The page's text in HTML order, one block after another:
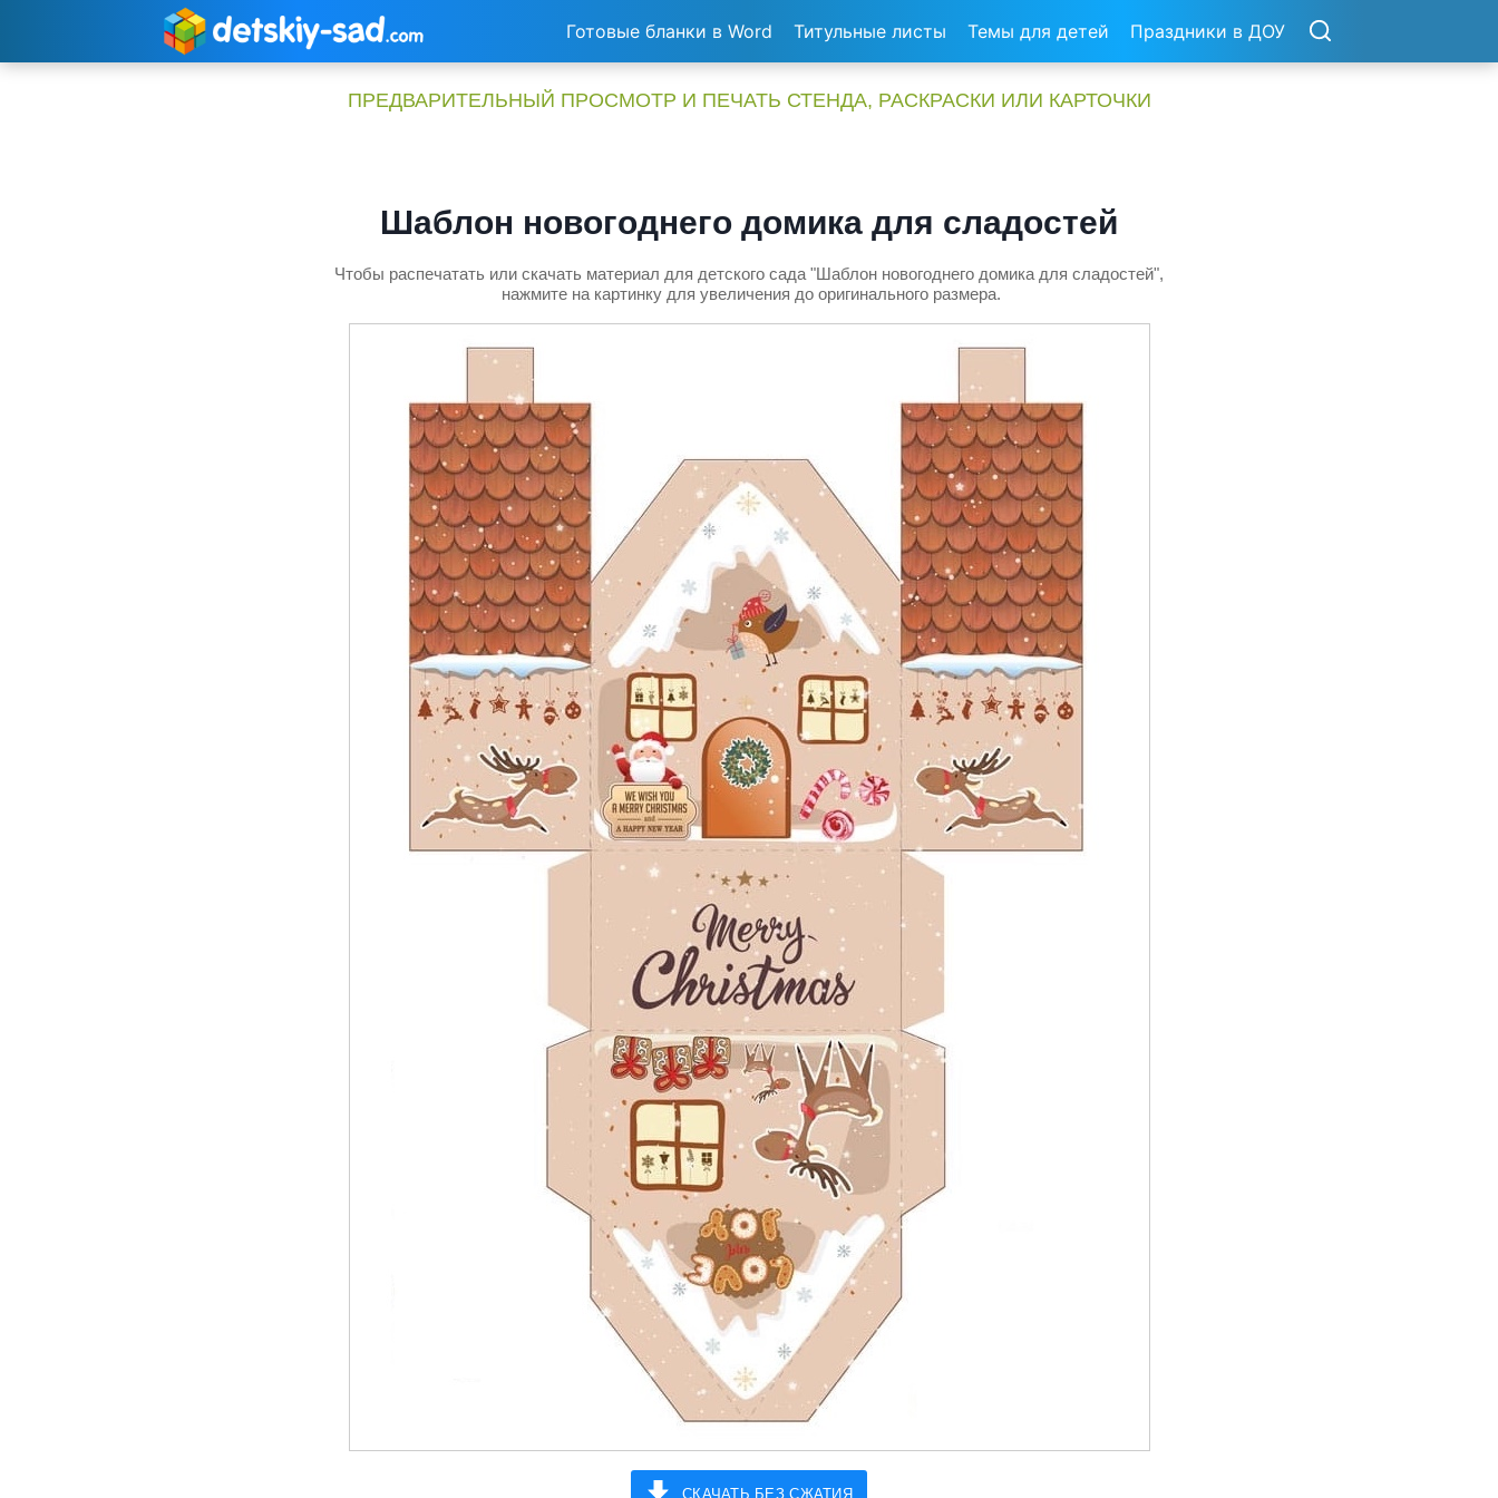
Готовые бланки в Word Титульные листы Темы для детей Праздники в ДОУ
ПРЕДВАРИТЕЛЬНЫЙ ПРОСМОТР И ПЕЧАТЬ СТЕНДА, РАСКРАСКИ ИЛИ КАРТОЧКИ
Шаблон новогоднего домика для сладостей
Чтобы распечатать или скачать материал для детского сада "Шаблон новогоднего домика для сладостей",
нажмите на картинку для увеличения до оригинального размера.
СКАЧАТЬ БЕЗ СЖАТИЯ